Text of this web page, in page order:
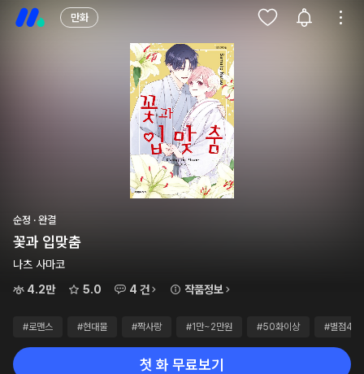
만화
순정 · 완결
꽃과 입맞춤
나츠 사마코
4.2만
5.0 4 건 작품정보
#로맨스 #현대물 #짝사랑 #1만~2만원 #50화이상 #별점4점
첫 화 무료보기